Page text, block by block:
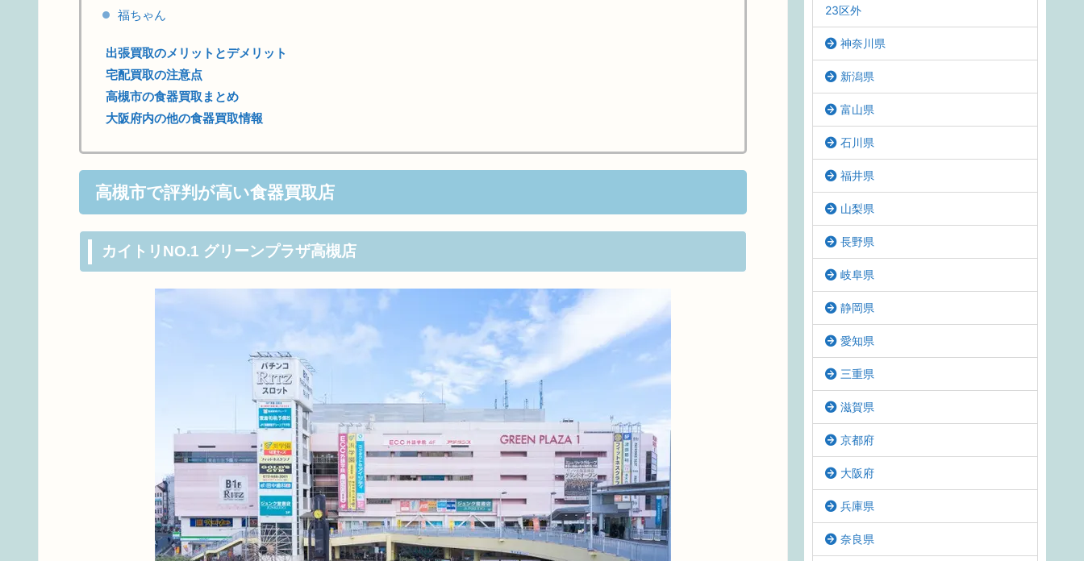
福ちゃん
出張買取のメリットとデメリット
宅配買取の注意点
高槻市の食器買取まとめ
大阪府内の他の食器買取情報
高槻市で評判が高い食器買取店
カイトリNO.1 グリーンプラザ高槻店
23区外
神奈川県
新潟県
富山県
石川県
福井県
山梨県
長野県
岐阜県
静岡県
愛知県
三重県
滋賀県
京都府
大阪府
兵庫県
奈良県